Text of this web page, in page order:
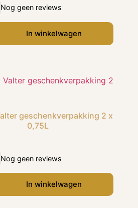
Nog geen reviews
In winkelwagen
geschenkverpakking 2 x
0,75L
Nog geen reviews
In winkelwagen